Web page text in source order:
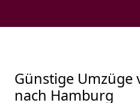
Günstige Umzüge
nach Hamburg